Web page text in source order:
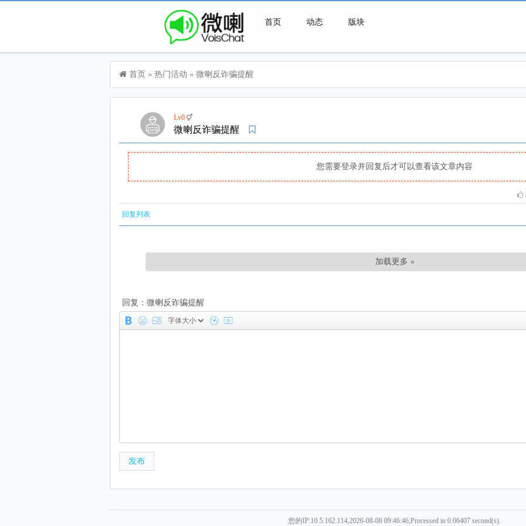
首页 动态 版块
首页 » 热门活动 » 微喇反诈骗提醒
Lv0
微喇反诈骗提醒
您需要登录并回复后才可以查看该文章内容
回复列表
加载更多 »
回复：微喇反诈骗提醒
发布
您的IP:10.5.162.114,2026-08-08 09:46:46,Processed in 0.06407 second(s).